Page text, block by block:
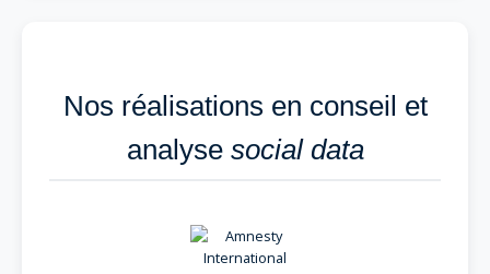
Nos réalisations en conseil et
analyse social data